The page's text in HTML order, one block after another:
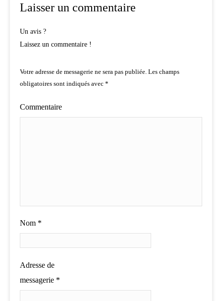
Laisser un commentaire
Un avis ?
Laissez un commentaire !
Votre adresse de messagerie ne sera pas publiée. Les champs
obligatoires sont indiqués avec *
Commentaire
Nom *
Adresse de
messagerie *